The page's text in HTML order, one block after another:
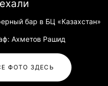
бар в БЦ «Казахстан»
Ахметов Рашид
ФОТО ЗДЕСЬ